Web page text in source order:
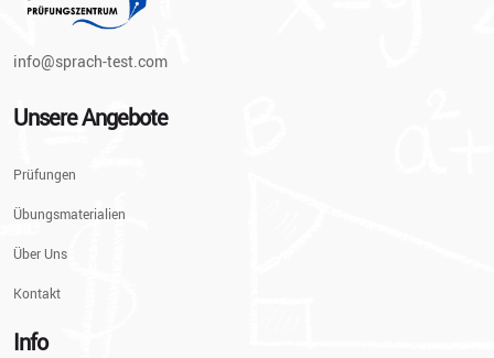
info@sprach-test.com
Unsere Angebote
Prüfungen
Übungsmaterialien
Über Uns
Kontakt
Info